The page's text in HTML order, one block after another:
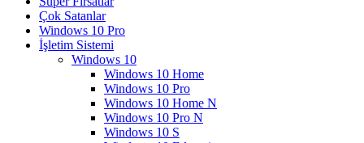
Çok Satanlar
Windows 10 Pro
İşletim Sistemi
Windows 10
Windows 10 Home
Windows 10 Pro
Windows 10 Home N
Windows 10 Pro N
Windows 10 S